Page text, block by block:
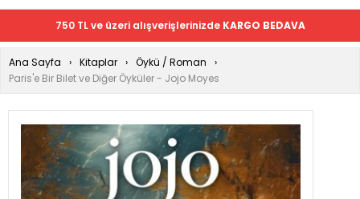
750 TL ve üzeri alışverişlerinizde KARGO BEDAVA
Ana Sayfa Kitaplar
Öykü / Roman
Paris'e Bir Bilet ve Diğer Öyküler - Jojo Moyes